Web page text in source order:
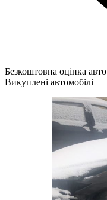
Безкоштовна оцінка авто
Викуплені автомобілі